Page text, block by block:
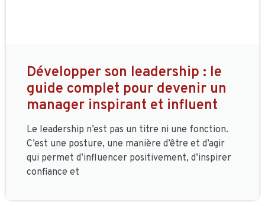
Développer son leadership : le
guide complet pour devenir un
manager inspirant et influent
Le leadership n’est pas un titre ni une fonction.
C’est une posture, une manière d’être et d’agir
qui permet d’influencer positivement, d’inspirer
confiance et